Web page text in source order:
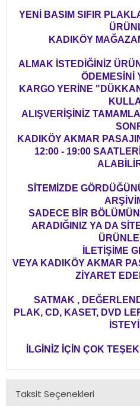
YENİ BASIM SIFIR
KADIKÖY
ALMAK İSTEDİĞİNİZ
ÖDEMESİNİ
KARGO YERİNE
ALIŞVERİŞİNİZ
KADIKÖY AKMAR
12:00 - 19:00
SİTEMİZDE
SADECE BİR
ARADIĞINIZ YA DA
İLETİŞİME
VEYA KADIKÖY AKMAR
ZİYARET
SATMAK ,
PLAK, CD, KASET, DVD
İLGİNİZ İÇİN ÇOK
Taksit Seçenekleri